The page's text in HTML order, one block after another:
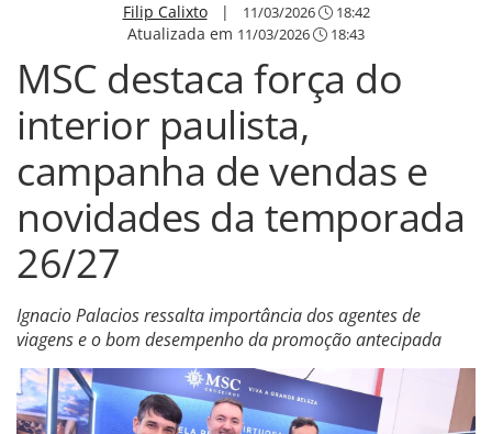
Filip Calixto| 11/03/2026 18:42
Atualizada em 11/03/2026 18:43
MSC destaca força do
interior paulista,
campanha de vendas e
novidades da temporada
26/27
Ignacio Palacios ressalta importância dos agentes de
viagens e o bom desempenho da promoção antecipada